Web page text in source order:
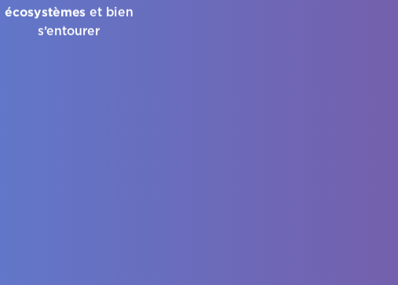
écosystèmes et bien
s’entourer